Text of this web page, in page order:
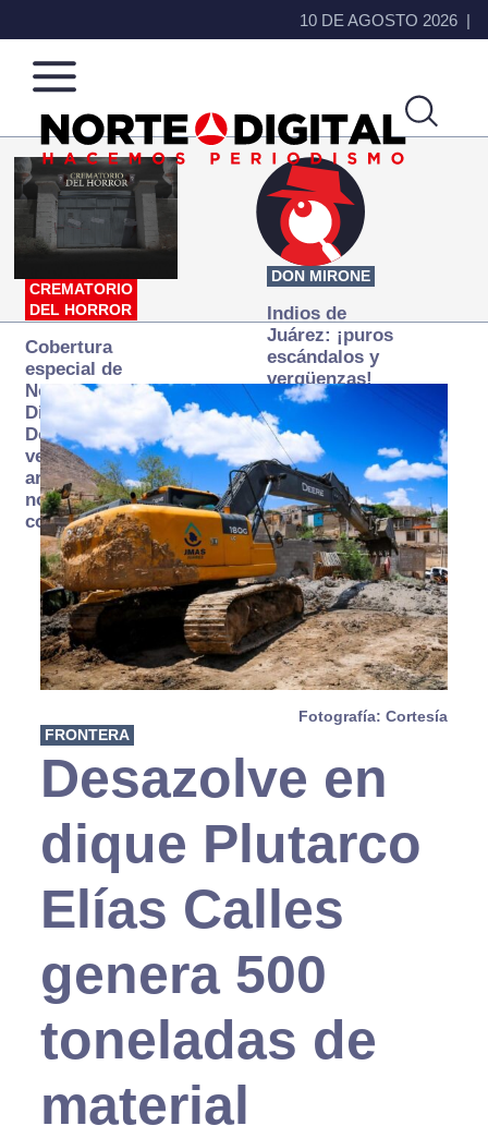
10 DE AGOSTO 2026
Norte
de
Ciudad
Más
que
noticias,
hacemos periodismo
CREMATORIO
DEL HORROR
Cobertura
especial de
Norte
Digital:
Donde la
verdad
arde… pero
no se
consume
DON MIRONE
Indios de
Juárez: ¡puros
escándalos y
vergüenzas!
Fotografía: Cortesía
FRONTERA
Desazolve en
dique Plutarco
Elías Calles
genera 500
toneladas de
material